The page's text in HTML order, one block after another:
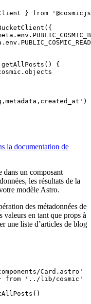
} from '
( {
. env .
. env .
getAllPosts ()
{
. objects
' )
la documentation de
dans un composant
les résultats de la
modèle Astro.
des métadonnées de
valeurs en tant que props à
une liste d’articles de blog
Card.astro '
from ' ../lib/cosmic '
()